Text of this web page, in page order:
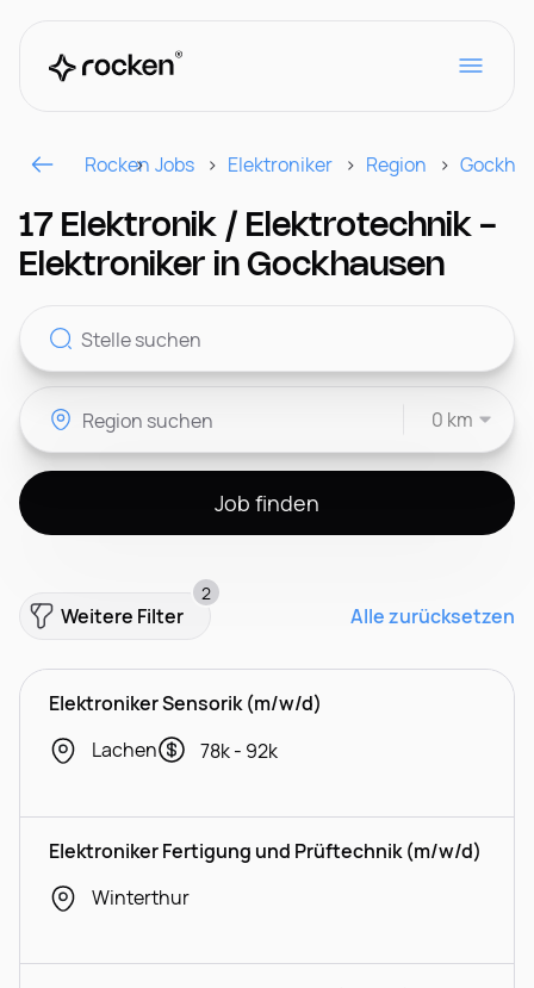
Für Arbeitgeber
Kontakt
CH
Rocken Jobs Elektroniker Region
17 Elektronik / Elektrotechnik -
Elektroniker in Gockhausen
0 km
Job finden
Weitere Filter
2
Alle zurücksetzen
Elektroniker Sensorik (m/w/d)
Lachen
78k - 92k
Elektroniker Fertigung und Prüftechnik (m/w/d)
Winterthur